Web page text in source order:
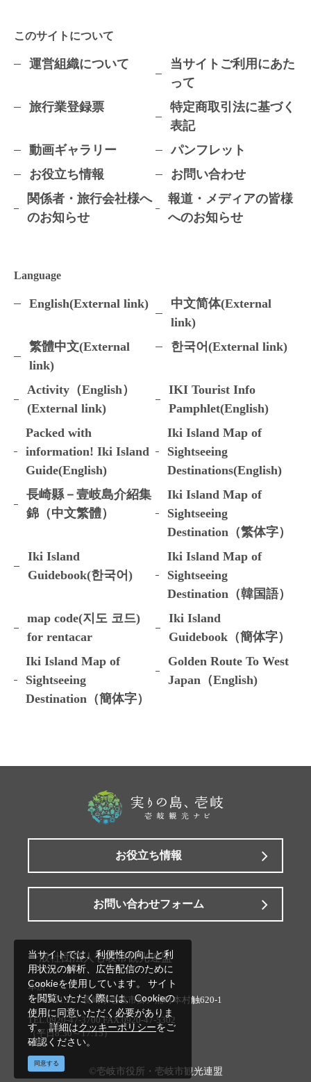
このサイトについて
運営組織について
当サイトご利用にあた
って
旅行業登録票
特定商取引法に基づく
表記
動画ギャラリー
パンフレット
お役立ち情報
お問い合わせ
関係者・旅行会社様へ
のお知らせ
報道・メディアの皆様
へのお知らせ
Language
English(External link)
中文简体(External
link)
繁體中文(External
link)
한국어(External link)
Activity（English）
(External link)
IKI Tourist Info
Pamphlet(English)
Packed with
information! Iki Island
Guide(English)
Iki Island Map of
Sightseeing
Destinations(English)
長崎縣－壹岐島介紹集
錦（中文繁體）
Iki Island Map of
Sightseeing
Destination（繁体字）
Iki Island
Guidebook(한국어)
Iki Island Map of
Sightseeing
Destination（韓国語）
map code(지도 코드)
for rentacar
Iki Island
Guidebook（簡体字）
Iki Island Map of
Sightseeing
Destination（簡体字）
Golden Route To West
Japan（English)
お役立ち情報
お問い合わせフォーム
一般社団法人壱岐市観光連盟
本所：
〒811-5133 長崎県壱岐市郷ノ浦町本村触620-1
TEL.0920-47-3700 FAX.0920-47-5302
（平日8:30～17:15）
©壱岐市役所・壱岐市観光連盟
当サイトでは、利便性の向上と利
用状況の解析、広告配信のために
Cookieを使用しています。 サイト
を閲覧いただく際には、Cookieの
使用に同意いただく必要がありま
す。 詳細はクッキーポリシーをご
確認ください。
同意する